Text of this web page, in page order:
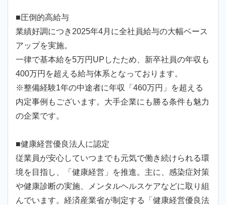
■圧倒的高給与
業績好調につき2025年4月に全社員給与の大幅ベース
アップを実施。
一律で基本給を5万円UPしたため、新卒社員の年収も
400万円を超える給与体系となっております。
※整備経験1年の中途者に年収「460万円」を超える
内定事例もございます。大手企業にも勝る条件も魅力
の企業です。
■健康経営優良法人に認定
従業員が安心していつまでも元気で働き続けられる環
境を目指し、「健康経営」を推進。主に、感染症対策
や健康診断の実施、メンタルヘルスケアなどに取り組
んでいます。経済産業省が制定する「健康経営優良法